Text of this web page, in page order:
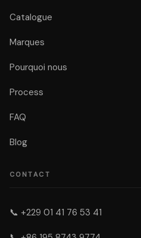
Catalogue
Marques
Pourquoi nous
Process
FAQ
Blog
CONTACT
📞 +229 01 41 76 53 41